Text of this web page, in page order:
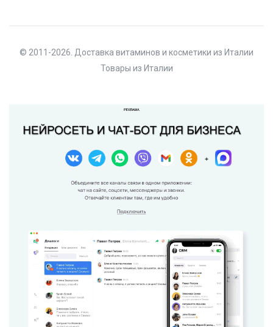
© 2011-2026. Доставка витаминов и косметики из Италии
Товары из Италии